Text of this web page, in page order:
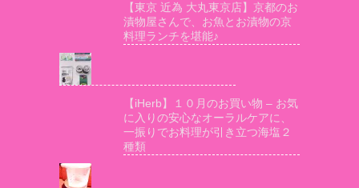
【東京 近為 大丸東京店】京都のお
漬物屋さんで、お魚とお漬物の京
料理ランチを堪能♪
【iHerb】１０月のお買い物 – お気
に入りの安心なオーラルケアに、
一振りでお料理が引き立つ海塩２
種類